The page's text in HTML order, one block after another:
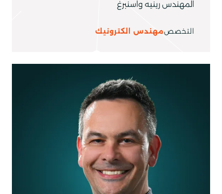
المهندس رينيه واسنبرغ
التخصصمهندس الكترونيك